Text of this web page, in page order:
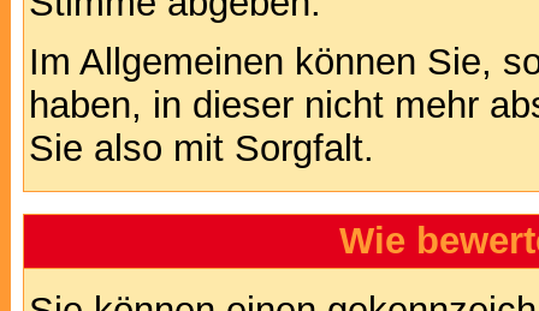
Im Allgemeinen können Sie,
haben, in dieser nicht mehr
Sie also mit Sorgfalt.
Wie